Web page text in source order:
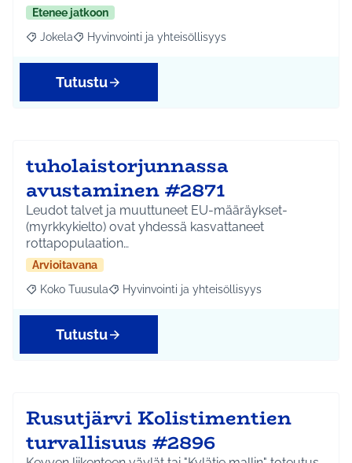
Etenee jatkoon
Rajaa tulokset aihepiirin mukaan: Jokela
Jokela Rajaa tulokset teeman mukaan: Hyvinvointi ja
Hyvinvointi ja yhteisöllisyys
Tutustu
tuholaistorjunnassa
avustaminen #2871
Leudot talvet ja muuttuneet EU-määräykset-
(myrkkykielto) ovat yhdessä kasvattaneet
rottapopulaation…
Arvioitavana
Rajaa tulokset aihepiirin mukaan: Koko Tuusula
Koko Tuusula Rajaa tulokset teeman mukaan: Hyvinvointi ja
Hyvinvointi ja yhteisöllisyys
Tutustu
Rusutjärvi Kolistimentien
turvallisuus #2896